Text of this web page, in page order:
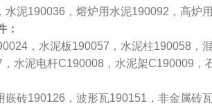
水泥190036，熔炉用水泥190092，高炉
：
，水泥板190057，水泥柱190058，
水泥电杆C190008，水泥架C190009，
嵌砖190126，波形瓦190151，非金属砖